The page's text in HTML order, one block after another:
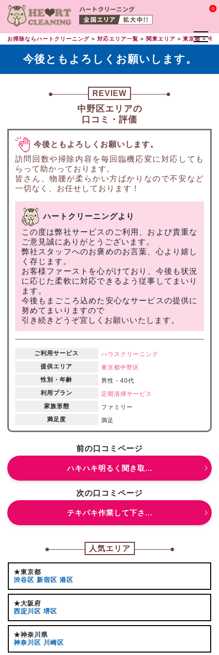
0
お掃除ならハートクリーニング 対応エリア一覧 関東エリア 東京都 中
今後ともよろしくお願いします。
REVIEW
中野区エリアの
口コミ・評価
今後ともよろしくお願いします。
訪問回数や掃除内容を毎回臨機応変に対応しても
らって助かっております。
皆さん、物腰が柔らかい方ばかりなので不安など
一切なく、お任せしております！
ハートクリーニングより
この度は弊社サービスのご利用、および貴重な
ご意見誠にありがとうございます。
弊社スタッフへのお褒めのお言葉、心より嬉し
く存じます。
お客様ファーストを心がけており、今後も状況
に応じた柔軟に対応できるよう従事してまいり
ます。
今後もまごころ込めた安心なサービスの提供に
努めてまいりますので
引き続きどうぞ宜しくお願いいたします。
ご利用サービス
ハウスクリーニング
提供エリア
東京都中野区
性別・年齢
男性・40代
利用プラン
定期清掃サービス
家族形態
ファミリー
満足度
満足
前の口コミページ
ハキハキ明るく聞き取...
次の口コミページ
テキパキ作業して下さ...
人気エリア
★東京都
渋谷区 新宿区 港区
★大阪府
西淀川区 堺区
★神奈川県
神奈川区 川崎区